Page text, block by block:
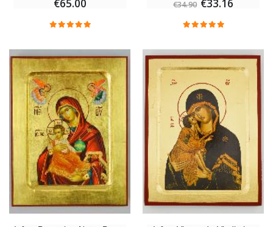
€65.00 €34.90 €33.16
€130.00
€2.50
Chapelet de Lourdes en Bois
€5.00
€5.50 €4.95
-25%
€78.00 €58.50
Huile d'Onction
€9.90